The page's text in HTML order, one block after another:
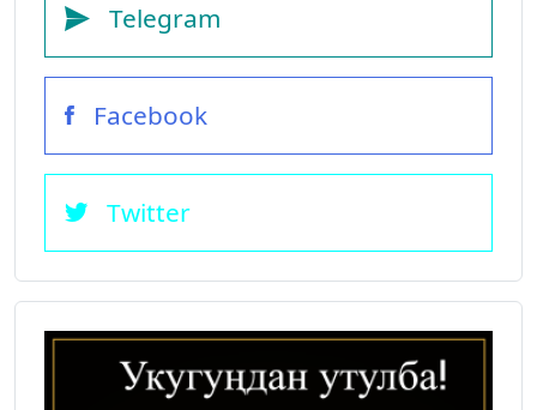
Telegram
Facebook
Twitter